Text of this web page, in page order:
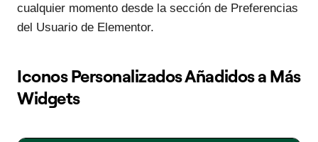
cualquier momento desde la sección de Preferencias
del Usuario de Elementor.
Iconos Personalizados Añadidos a Más
Widgets